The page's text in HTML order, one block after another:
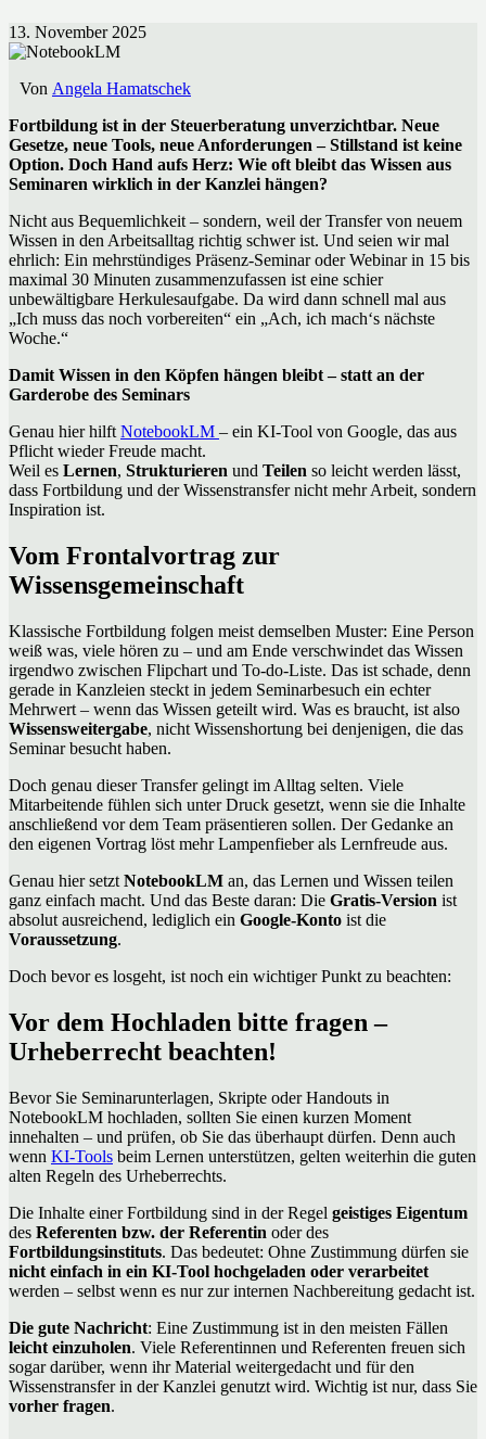
13. November 2025
Von Angela Hamatschek
Fortbildung ist in der Steuerberatung unverzichtbar. Neue
Gesetze, neue Tools, neue Anforderungen – Stillstand ist keine
Option. Doch Hand aufs Herz: Wie oft bleibt das Wissen aus
Seminaren wirklich in der Kanzlei hängen?
Nicht aus Bequemlichkeit – sondern, weil der Transfer von neuem
Wissen in den Arbeitsalltag richtig schwer ist. Und seien wir mal
ehrlich: Ein mehrstündiges Präsenz-Seminar oder Webinar in 15 bis
maximal 30 Minuten zusammenzufassen ist eine schier
unbewältigbare Herkulesaufgabe. Da wird dann schnell mal aus
„Ich muss das noch vorbereiten“ ein „Ach, ich mach‘s nächste
Woche.“
Damit Wissen in den Köpfen hängen bleibt – statt an der
Garderobe des Seminars
Genau hier hilft NotebookLM – ein KI-Tool von Google, das aus
Pflicht wieder Freude macht.
Weil es Lernen, Strukturieren und Teilen so leicht werden lässt,
dass Fortbildung und der Wissenstransfer nicht mehr Arbeit, sondern
Inspiration ist.
Vom Frontalvortrag zur
Wissensgemeinschaft
Klassische Fortbildung folgen meist demselben Muster: Eine Person
weiß was, viele hören zu – und am Ende verschwindet das Wissen
irgendwo zwischen Flipchart und To-do-Liste. Das ist schade, denn
gerade in Kanzleien steckt in jedem Seminarbesuch ein echter
Mehrwert – wenn das Wissen geteilt wird. Was es braucht, ist also
Wissensweitergabe, nicht Wissenshortung bei denjenigen, die das
Seminar besucht haben.
Doch genau dieser Transfer gelingt im Alltag selten. Viele
Mitarbeitende fühlen sich unter Druck gesetzt, wenn sie die Inhalte
anschließend vor dem Team präsentieren sollen. Der Gedanke an
den eigenen Vortrag löst mehr Lampenfieber als Lernfreude aus.
Genau hier setzt NotebookLM an, das Lernen und Wissen teilen
ganz einfach macht. Und das Beste daran: Die Gratis-Version ist
absolut ausreichend, lediglich ein Google-Konto ist die
Voraussetzung.
Doch bevor es losgeht, ist noch ein wichtiger Punkt zu beachten:
Vor dem Hochladen bitte fragen –
Urheberrecht beachten!
Bevor Sie Seminarunterlagen, Skripte oder Handouts in
NotebookLM hochladen, sollten Sie einen kurzen Moment
innehalten – und prüfen, ob Sie das überhaupt dürfen. Denn auch
wenn KI-Tools beim Lernen unterstützen, gelten weiterhin die guten
alten Regeln des Urheberrechts.
Die Inhalte einer Fortbildung sind in der Regel geistiges Eigentum
des Referenten bzw. der Referentin oder des
Fortbildungsinstituts. Das bedeutet: Ohne Zustimmung dürfen sie
nicht einfach in ein KI-Tool hochgeladen oder verarbeitet
werden – selbst wenn es nur zur internen Nachbereitung gedacht ist.
Die gute Nachricht: Eine Zustimmung ist in den meisten Fällen
leicht einzuholen. Viele Referentinnen und Referenten freuen sich
sogar darüber, wenn ihr Material weitergedacht und für den
Wissenstransfer in der Kanzlei genutzt wird. Wichtig ist nur, dass Sie
vorher fragen.